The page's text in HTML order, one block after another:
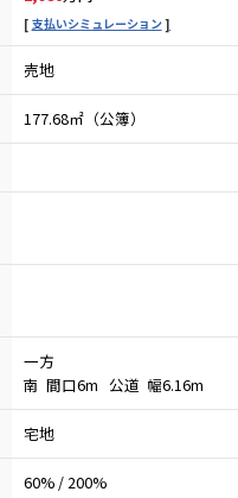
支払いシミュレーション
売地
177.68㎡（公簿）
一方
南 間口6m 公道 幅
宅地
60% / 200%